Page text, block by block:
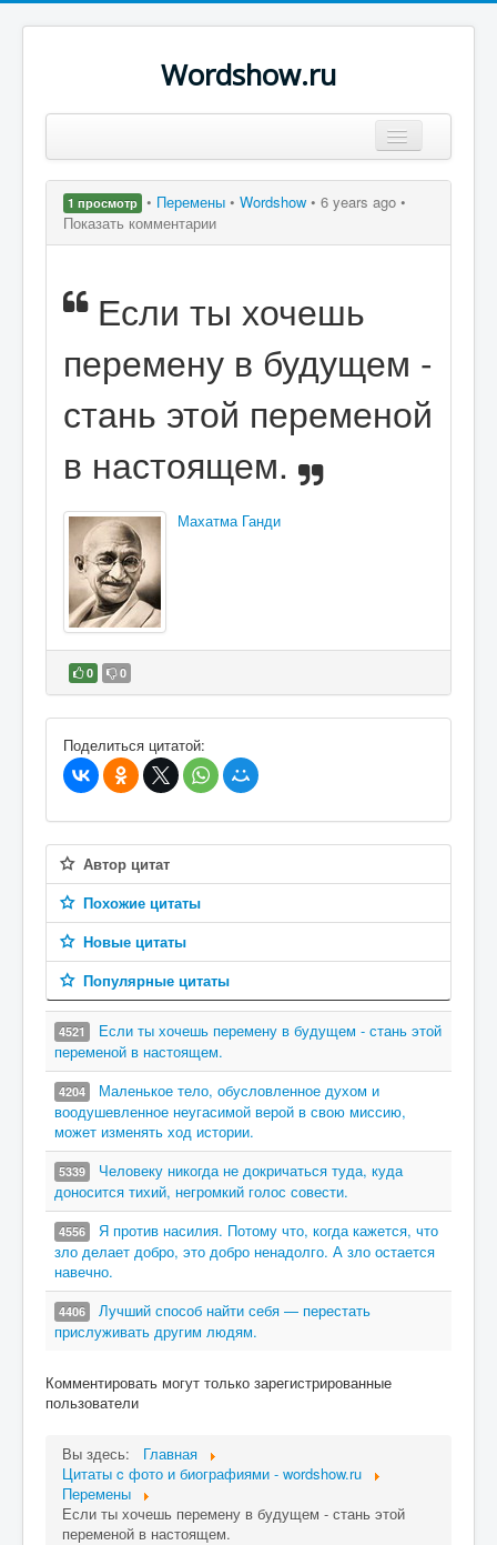
Wordshow.ru
Популярные цитаты
Поиск
1 просмотр • Перемены • Wordshow • 6 years ago •
Показать комментарии
Если ты хочешь
перемену в будущем -
стань этой переменой
в настоящем.
Махатма Ганди
0 0
В избранное
Поделиться цитатой:
Автор цитат
Похожие цитаты
Новые цитаты
Популярные цитаты
4521
Если ты хочешь перемену в будущем - стань этой
переменой в настоящем.
4204
Маленькое тело, обусловленное духом и
воодушевленное неугасимой верой в свою миссию,
может изменять ход истории.
5339
Человеку никогда не докричаться туда, куда
доносится тихий, негромкий голос совести.
4556
Я против насилия. Потому что, когда кажется, что
зло делает добро, это добро ненадолго. А зло остается
навечно.
4406
Лучший способ найти себя — перестать
прислуживать другим людям.
Комментировать могут только зарегистрированные
пользователи
Вы здесь:
Главная
Цитаты c фото и биографиями - wordshow.ru
Перемены
Если ты хочешь перемену в будущем - стань этой
переменой в настоящем.